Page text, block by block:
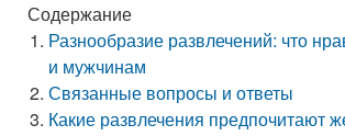
Содержание
Разнообразие развлечений: что
и мужчинам
Связанные вопросы и ответы
Какие развлечения предпочитают